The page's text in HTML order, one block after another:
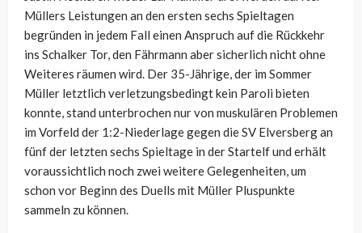
Müllers Leistungen an den ersten sechs Spieltagen
begründen in jedem Fall einen Anspruch auf die Rückkehr
ins Schalker Tor, den Fährmann aber sicherlich nicht ohne
Weiteres räumen wird. Der 35-Jährige, der im Sommer
Müller letztlich verletzungsbedingt kein Paroli bieten
konnte, stand unterbrochen nur von muskulären Problemen
im Vorfeld der 1:2-Niederlage gegen die SV Elversberg an
fünf der letzten sechs Spieltage in der Startelf und erhält
voraussichtlich noch zwei weitere Gelegenheiten, um
schon vor Beginn des Duells mit Müller Pluspunkte
sammeln zu können.